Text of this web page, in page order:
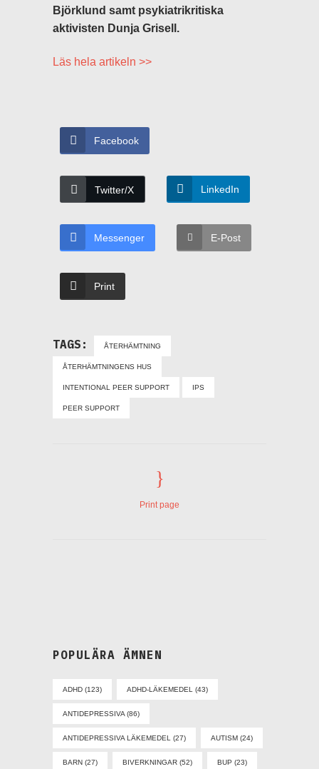
Björklund samt psykiatrikritiska
aktivisten Dunja Grisell.
Läs hela artikeln >>
Facebook
Twitter/X LinkedIn
Messenger E-Post
Print
TAGS: ÅTERHÄMTNING
ÅTERHÄMTNINGENS HUS
INTENTIONAL PEER SUPPORT IPS
PEER SUPPORT
Print page
POPULÄRA ÄMNEN
ADHD (123) ADHD-LÄKEMEDEL (43)
ANTIDEPRESSIVA (86)
ANTIDEPRESSIVA LÄKEMEDEL (27) AUTISM (24)
BARN (27) BIVERKNINGAR (52) BUP (23)